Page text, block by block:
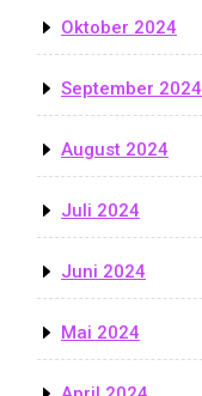
Oktober 2024
September 2024
August 2024
Juli 2024
Juni 2024
Mai 2024